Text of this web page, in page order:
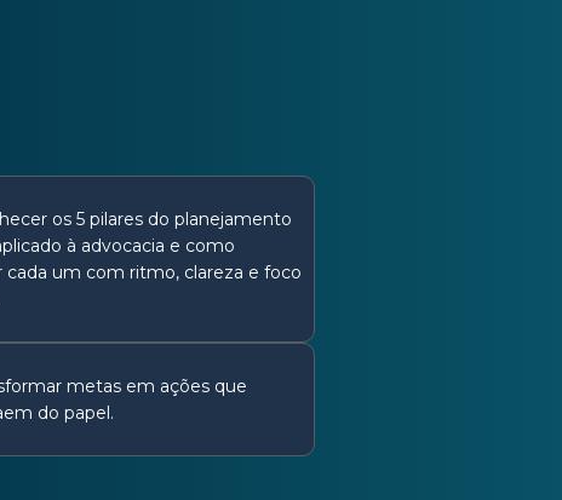
os 5 pilares do planejamento
à advocacia e como
um com ritmo, clareza e foco
metas em ações que
do papel.